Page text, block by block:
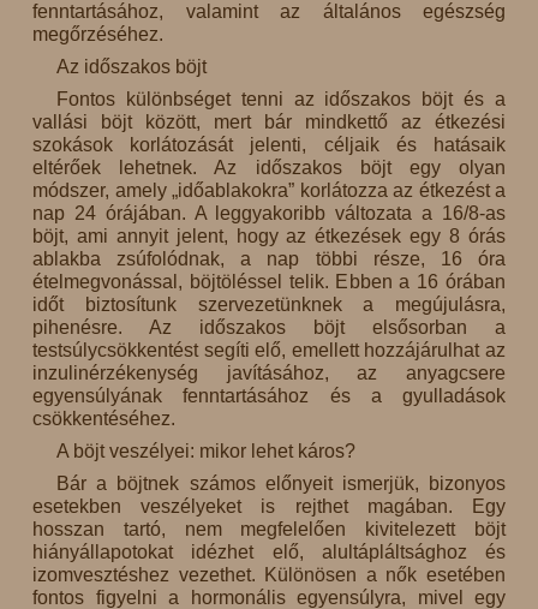
fenntartásához, valamint az általános egészség
megőrzéséhez.
Az időszakos böjt
Fontos különbséget tenni az időszakos böjt és a
vallási böjt között, mert bár mindkettő az étkezési
szokások korlátozását jelenti, céljaik és hatásaik
eltérőek lehetnek. Az időszakos böjt egy olyan
módszer, amely „időablakokra” korlátozza az étkezést a
nap 24 órájában. A leggyakoribb változata a 16/8-as
böjt, ami annyit jelent, hogy az étkezések egy 8 órás
ablakba zsúfolódnak, a nap többi része, 16 óra
ételmegvonással, böjtöléssel telik. Ebben a 16 órában
időt biztosítunk szervezetünknek a megújulásra,
pihenésre. Az időszakos böjt elsősorban a
testsúlycsökkentést segíti elő, emellett hozzájárulhat az
inzulinérzékenység javításához, az anyagcsere
egyensúlyának fenntartásához és a gyulladások
csökkentéséhez.
A böjt veszélyei: mikor lehet káros?
Bár a böjtnek számos előnyeit ismerjük, bizonyos
esetekben veszélyeket is rejthet magában. Egy
hosszan tartó, nem megfelelően kivitelezett böjt
hiányállapotokat idézhet elő, alultápláltsághoz és
izomvesztéshez vezethet. Különösen a nők esetében
fontos figyelni a hormonális egyensúlyra, mivel egy